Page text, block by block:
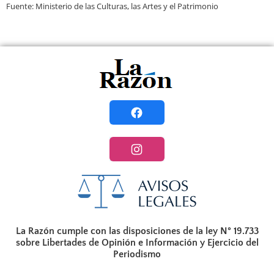
Fuente: Ministerio de las Culturas, las Artes y el Patrimonio
La Razón cumple con las disposiciones de la ley N° 19.733
sobre Libertades de Opinión e Información y Ejercicio del
Periodismo